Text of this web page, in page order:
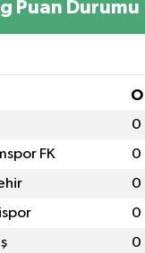
Puan Durumu
O
0
FK 0
0
0
0